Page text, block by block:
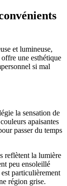
et lumineuse,
une esthétique
si mal
la sensation de
apaisantes
passer du temps
reflètent la lumière
peu ensoleillé
particulièrement
région grise.